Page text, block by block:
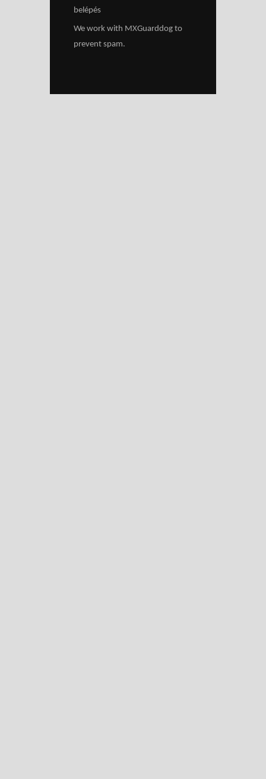
belépés
We work with MXGuarddog to
prevent spam.